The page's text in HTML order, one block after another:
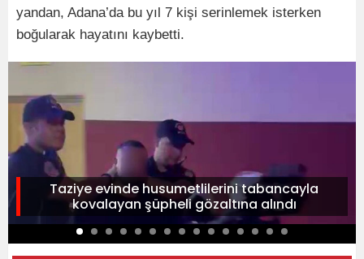
yandan, Adana’da bu yıl 7 kişi serinlemek isterken
boğularak hayatını kaybetti.
Taziye evinde husumetlilerini tabancayla
kovalayan şüpheli gözaltına alındı